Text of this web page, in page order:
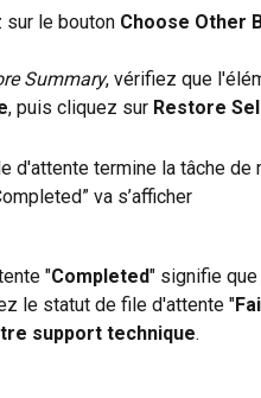
sur le bouton Choose Other
Summary, vérifiez que
, puis cliquez sur Restore
d'attente termine la tâche de
va s’afficher
"Completed" signifie
le statut de file d'attente "
support technique.